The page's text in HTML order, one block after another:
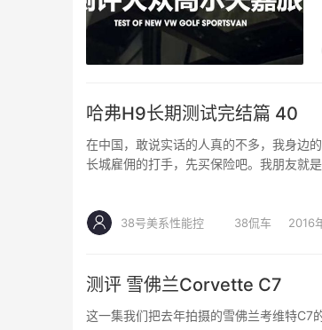
哈弗H9长期测试完结篇 40
在中国，敢说实话的人真的不多，我身边
长城雇佣的打手，先买保险吧。我朋友就
38号美系性能控 38侃车 2016
测评 雪佛兰Corvette C7
这一集我们把去年拍摄的雪佛兰考维特C7